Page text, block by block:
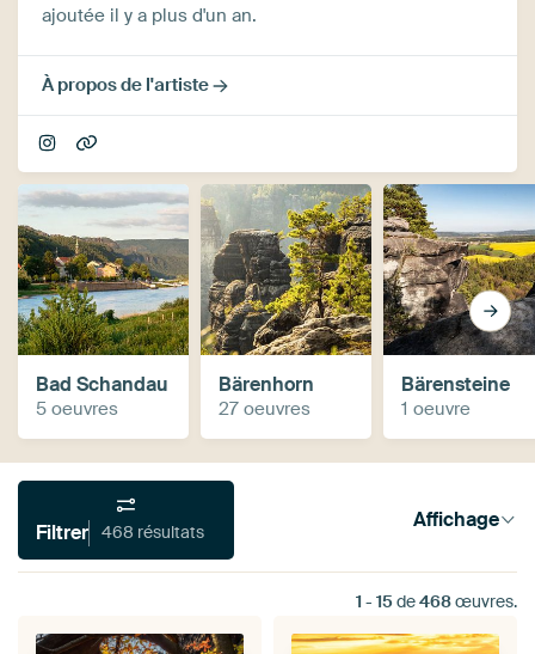
ajoutée il y a plus d'un an.
À propos de l'artiste
Bad Schandau
5 oeuvres
Bärenhorn
27 oeuvres
Bärensteine
1 oeuvre
Filtrer 468 résultats Affichage
1 - 15de468œuvres.